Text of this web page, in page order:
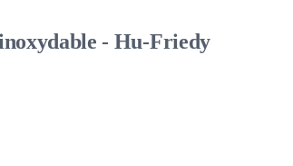
- Hu-Friedy